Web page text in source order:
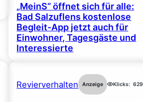
„MeinS“ öffnet sich für alle:
Bad Salzuflens kostenlose
Begleit-App jetzt auch für
Einwohner, Tagesgäste und
Interessierte
Revierverhalten Anzeige Klicks: 629